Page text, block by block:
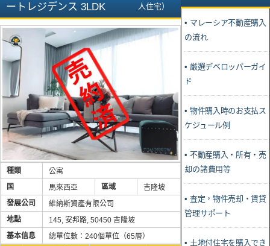
• マレーシア不動産購入
の流れ
• 厳選デベロッパーガイ
ド
• 物件購入時のお支払ス
ケジュール例
• 不動産購入・所有・売
却の諸費用等
• 査定，物件売却・賃貸
管理サポート
• 土地付住宅を購入でき
ートレジデンス 3LDK
人住宅）
種類
公寓
国
馬來西亞 區域
吉隆坡
發展公司
維納斯資產有限公司
地點
145, 安邦路, 50450 吉隆坡
基本信息
總單位數：240個單位（65層）